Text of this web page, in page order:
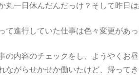
一日休んだんだっけ？そして昨日は
て進行していた仕事は色々変更があ
の内容のチェックをし、ようやくお
ながらせかせか働いたけど、帰って